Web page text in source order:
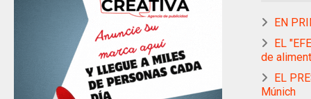
EN
EL
de
EL
Múnich